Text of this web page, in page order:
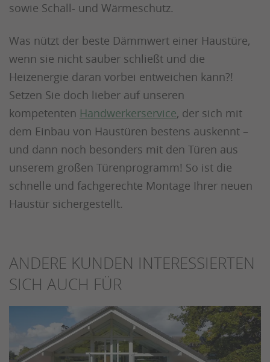
sowie Schall- und Wärmeschutz.
Was nützt der beste Dämmwert einer Haustüre,
wenn sie nicht sauber schließt und die
Heizenergie daran vorbei entweichen kann?!
Setzen Sie doch lieber auf unseren
kompetenten Handwerkerservice, der sich mit
dem Einbau von Haustüren bestens auskennt –
und dann noch besonders mit den Türen aus
unserem großen Türenprogramm! So ist die
schnelle und fachgerechte Montage Ihrer neuen
Haustür sichergestellt.
ANDERE KUNDEN INTERESSIERTEN
SICH AUCH FÜR